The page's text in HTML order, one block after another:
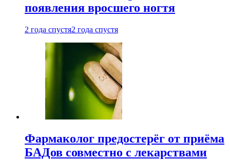
появления вросшего ногтя
2 года спустя2 года спустя
Фармаколог предостерёг от приёма
БАДов совместно с лекарствами